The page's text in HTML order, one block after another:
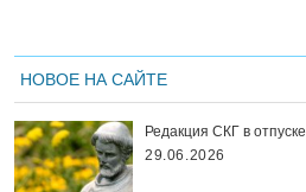
НОВОЕ НА САЙТЕ
Редакция СКГ в отпуске
29.06.2026